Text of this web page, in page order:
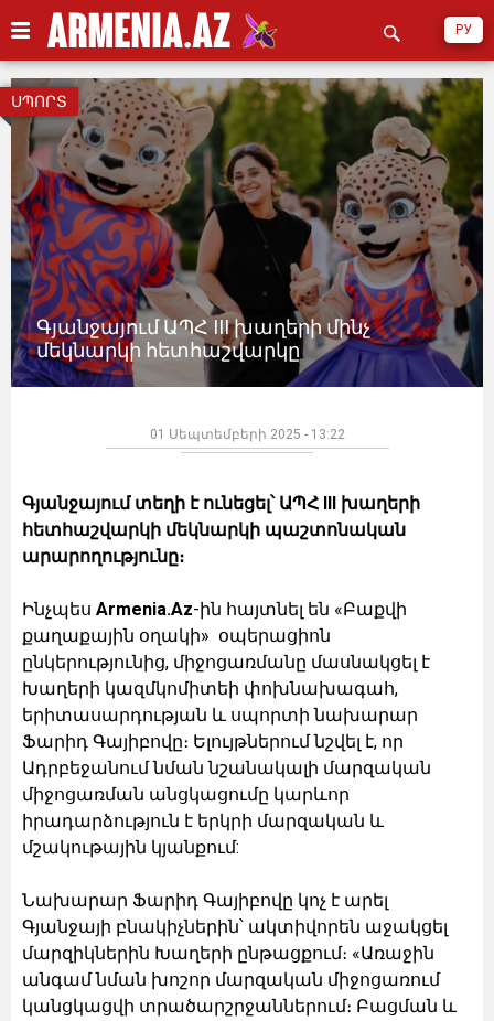
РУ
Գյանջայում ԱՊՀ III խաղերի մինչ
մեկնարկի հետհաշվարկը
ՍՊՈՐՏ
01 Սեպտեմբերի 2025 - 13:22
Գյանջայում տեղի է ունեցել՝ ԱՊՀ III խաղերի
հետհաշվարկի մեկնարկի պաշտոնական
արարողությունը։
Ինչպես Armenia.Az-ին հայտնել են «Բաքվի
քաղաքային օղակի» օպերացիոն
ընկերությունից, միջոցառմանը մասնակցել է
Խաղերի կազմկոմիտեի փոխնախագահ,
երիտասարդության և սպորտի նախարար
Ֆարիդ Գայիբովը։ Ելույթներում նշվել է, որ
Ադրբեջանում նման նշանակալի մարզական
միջոցառման անցկացումը կարևոր
իրադարձություն է երկրի մարզական և
մշակութային կյանքում:
Նախարար Ֆարիդ Գայիբովը կոչ է արել
Գյանջայի բնակիչներին՝ ակտիվորեն աջակցել
մարզիկներին Խաղերի ընթացքում։ «Առաջին
անգամ նման խոշոր մարզական միջոցառում
կանցկացվի տրածարշրջաններում։ Բացման և